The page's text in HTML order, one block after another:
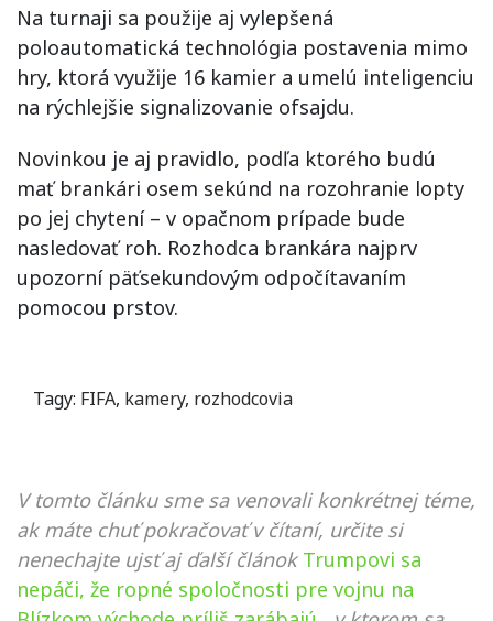
Na turnaji sa použije aj vylepšená
poloautomatická technológia postavenia mimo
hry, ktorá využije 16 kamier a umelú inteligenciu
na rýchlejšie signalizovanie ofsajdu.
Novinkou je aj pravidlo, podľa ktorého budú
mať brankári osem sekúnd na rozohranie lopty
po jej chytení – v opačnom prípade bude
nasledovať roh. Rozhodca brankára najprv
upozorní päťsekundovým odpočítavaním
pomocou prstov.
Tagy: FIFA, kamery, rozhodcovia
V tomto článku sme sa venovali konkrétnej téme,
ak máte chuť pokračovať v čítaní, určite si
nenechajte ujsť aj ďalší článok Trumpovi sa
nepáči, že ropné spoločnosti pre vojnu na